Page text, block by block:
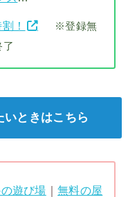
！
※登録無
了
ときはこちら
遊び場 ｜無料の屋